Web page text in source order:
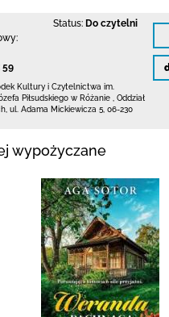
59
Status: Do czytelni
Kultury i Czytelnictwa im.
Piłsudskiego w Różanie
Oddział
ul. Adama Mickiewicza 5 06-230
wypożyczane